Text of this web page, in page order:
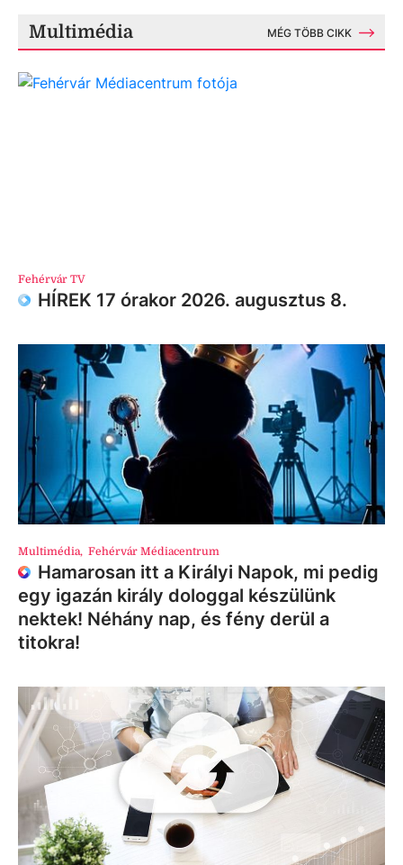
Multimédia MÉG TÖBB CIKK
Fehérvár TV
HÍREK 17 órakor 2026. augusztus 8.
Multimédia, Fehérvár Médiacentrum
Hamarosan itt a Királyi Napok, mi pedig
egy igazán király dologgal készülünk
nektek! Néhány nap, és fény derül a
titokra!